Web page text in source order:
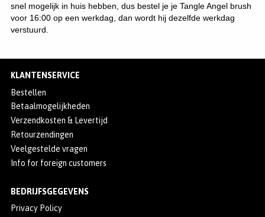
snel mogelijk in huis hebben, dus bestel je je Tangle Angel brush
voor 16:00 op een werkdag, dan wordt hij dezelfde werkdag
verstuurd.
KLANTENSERVICE
Bestellen
Betaalmogelijkheden
Verzendkosten & Levertijd
Retourzendingen
Veelgestelde vragen
Info for foreign customers
BEDRIJFSGEGEVENS
Privacy Policy